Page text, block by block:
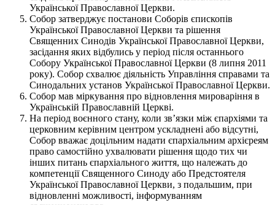
Української Православної Церкви.
Собор затверджує постанови Соборів єпископів
Української Православної Церкви та рішення
Священних Синодів Української Православної Церкви,
засідання яких відбулись у період після останнього
Собору Української Православної Церкви (8 липня 2011
року). Собор схвалює діяльність Управління справами та
Синодальних установ Української Православної Церкви.
Собор мав міркування про відновлення мироваріння в
Українській Православній Церкві.
На період воєнного стану, коли зв’язки між єпархіями та
церковним керівним центром ускладнені або відсутні,
Собор вважає доцільним надати єпархіальним архієреям
право самостійно ухвалювати рішення щодо тих чи
інших питань єпархіального життя, що належать до
компетенції Священного Синоду або Предстоятеля
Української Православної Церкви, з подальшим, при
відновленні можливості, інформуванням